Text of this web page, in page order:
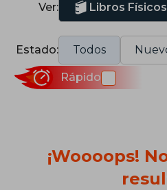
Ver: Libros Físicos
Estado: Todos
Rápido
¡Woooops!